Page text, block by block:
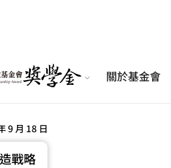
關於基金會
9 月 18 日
戰略